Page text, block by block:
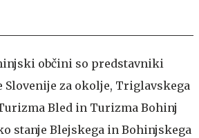
občini so predstavniki
Slovenije za okolje, Triglavskega
Bled in Turizma Bohinj
stanje Blejskega in Bohinjskega